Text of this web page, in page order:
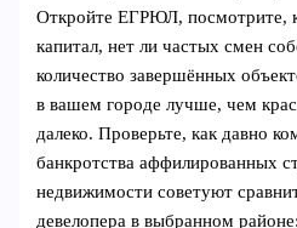
Откройте ЕГРЮЛ, посмотрите,
капитал, нет ли частых смен
количество завершённых
в вашем городе лучше, чем
далеко. Проверьте, как давно
банкротства аффилированных
недвижимости советуют
девелопера в выбранном